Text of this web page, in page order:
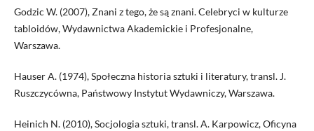
Godzic W. (2007), Znani z tego, że są znani. Celebryci w kulturze
tabloidów, Wydawnictwa Akademickie i Profesjonalne,
Warszawa.
Hauser A. (1974), Społeczna historia sztuki i literatury, transl. J.
Ruszczycówna, Państwowy Instytut Wydawniczy, Warszawa.
Heinich N. (2010), Socjologia sztuki, transl. A. Karpowicz, Oficyna